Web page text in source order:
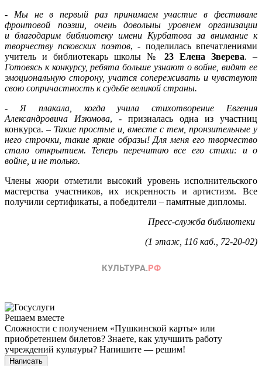
- Мы не в первый раз принимаем участие в фестивале
фронтовой поэзии, очень довольны уровнем организации
и благодарим библиотеку имени Курбатова за внимание к
творчеству псковских поэтов, - поделилась впечатлениями
учитель и библиотекарь школы №23 Елена Зверева. –
Готовясь к конкурсу, ребята больше узнают о войне, видят ее
эмоциональную сторону, учатся сопереживать и чувствуют
свою сопричастность к судьбе великой страны.
- Я плакала, когда учила стихотворение Евгения
Александровича Изюмова, - призналась одна из участниц
конкурса. – Такие простые и, вместе с тем, пронзительные у
него строчки, такие яркие образы! Для меня его творчество
стало открытием. Теперь перечитаю все его стихи: и о
войне, и не только.
Члены жюри отметили высокий уровень исполнительского
мастерства участников, их искренность и артистизм. Все
получили сертификаты, а победители – памятные дипломы.
Пресс-служба библиотеки
(1 этаж, 116 каб., 72-20-02)
Решаем вместе
Сложности с получением «Пушкинской карты» или
приобретением билетов? Знаете, как улучшить работу
учреждений культуры? Напишите — решим!
Написать